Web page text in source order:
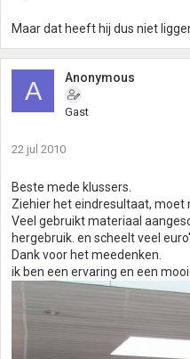
Maar dat heeft hij dus niet
A Anonymous
Gast
22 jul 2010
Beste mede klussers.
Ziehier het eindresultaat, moet
Veel gebruikt materiaal
hergebruik. en scheelt veel
Dank voor het meedenken.
ik ben een ervaring en een